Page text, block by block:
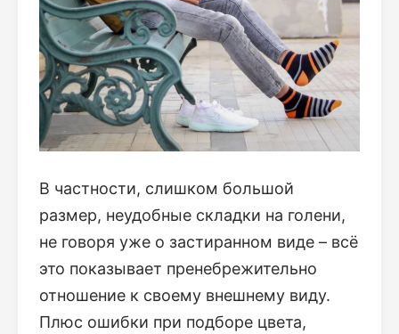
В частности, слишком большой
размер, неудобные складки на голени,
не говоря уже о застиранном виде – всё
это показывает пренебрежительно
отношение к своему внешнему виду.
Плюс ошибки при подборе цвета,